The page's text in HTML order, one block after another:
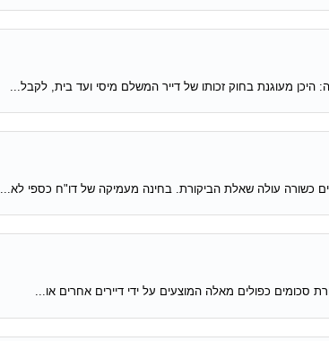
מעוגנת בחוק זכותו של דייר המשלם מיסי ועד בית, לקבל...
כשורה עולה שאלת הביקורת. בחינה מעמיקה של דו"ח כספי לא...
סכומים כפולים מאלה המוצעים על ידי דיירים אחרים או...